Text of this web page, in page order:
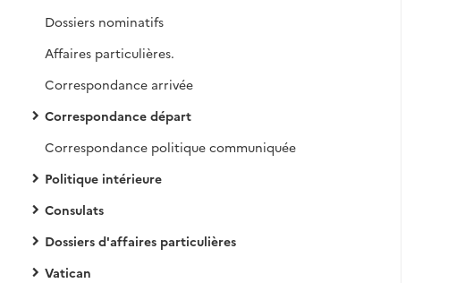
Dossiers nominatifs
Affaires particulières.
Correspondance arrivée
Correspondance départ
Correspondance politique communiquée
Politique intérieure
Consulats
Dossiers d'affaires particulières
Vatican